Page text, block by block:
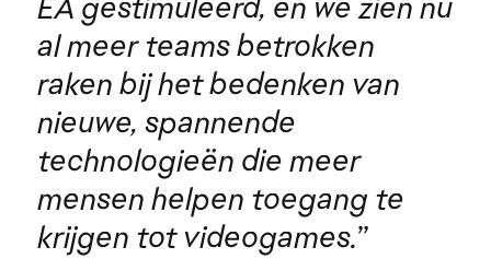
EA gestimuleerd, en we zien nu
al meer teams betrokken
raken bij het bedenken van
nieuwe, spannende
technologieën die meer
mensen helpen toegang te
krijgen tot videogames.”